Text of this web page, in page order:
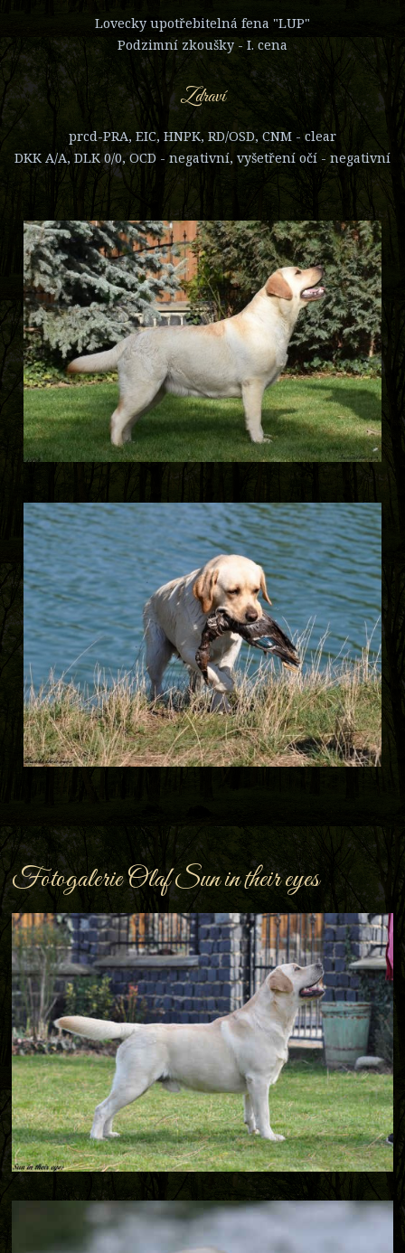
Lovecky upotřebitelná fena "LUP"
Podzimní zkoušky - I. cena
Zdraví
prcd-PRA, EIC, HNPK, RD/OSD, CNM - clear
DKK A/A, DLK 0/0, OCD - negativní, vyšetření očí - negativní
Fotogalerie Olaf Sun in their eyes